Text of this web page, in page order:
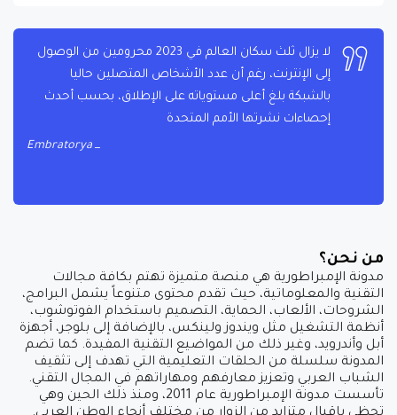
لا يزال ثلث سكان العالم في 2023 محرومين من الوصول
إلى الإنترنت، رغم أن عدد الأشخاص المتصلين حاليا
بالشبكة بلغ أعلى مستوياته على الإطلاق، بحسب أحدث
إحصاءات نشرتها الأمم المتحدة
Embratorya
قالت شركة الاتصالات الإسبانية (تليفونيكا)، إنها اتفقت مع
خدمة ستارلينك للإنترنت عبر الأقمار الصناعة، التي يملكها
الملياردير إيلون ماسك، من أجل توفير خدمة الإنترنت إلى
عملاء في مناطق ريفية ونائية.
Embratorya
من نحن؟
مدونة الإمبراطورية هي منصة متميزة تهتم بكافة مجالات
التقنية والمعلوماتية، حيث تقدم محتوى متنوعاً يشمل البرامج،
الشروحات، الألعاب، الحماية، التصميم باستخدام الفوتوشوب،
أنظمة التشغيل مثل ويندوز ولينكس، بالإضافة إلى بلوجر، أجهزة
أبل وأندرويد، وغير ذلك من المواضيع التقنية المفيدة. كما تضم
المدونة سلسلة من الحلقات التعليمية التي تهدف إلى تثقيف
الشباب العربي وتعزيز معارفهم ومهاراتهم في المجال التقني.
تأسست مدونة الإمبراطورية عام 2011، ومنذ ذلك الحين وهي